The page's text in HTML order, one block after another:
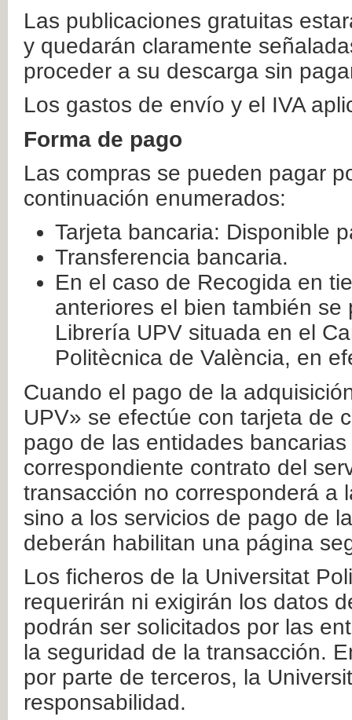
Las publicaciones gratuitas
y quedarán claramente
proceder a su descarga sin
Los gastos de envío y el IVA
Forma de pago
Las compras se pueden pagar
continuación enumerados:
Tarjeta bancaria: Disponible
Transferencia bancaria.
En el caso de Recogida en
anteriores el bien también
Librería UPV situada en el
Politècnica de València, en
Cuando el pago de la
UPV» se efectúe con tarjeta de
pago de las entidades
correspondiente contrato del
transacción no corresponderá a
sino a los servicios de pago de
deberán habilitan una página
Los ficheros de la Universitat
requerirán ni exigirán los datos
podrán ser solicitados por las
la seguridad de la transacción.
por parte de terceros, la
responsabilidad.